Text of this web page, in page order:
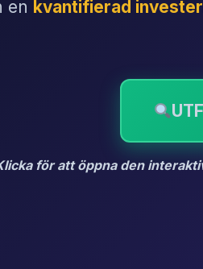
en kvantifierad
för att öppna den